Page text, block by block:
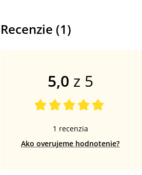
Recenzie (1)
5,0 z 5
1 recenzia
Ako overujeme hodnotenie?